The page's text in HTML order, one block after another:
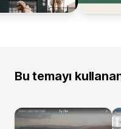
Bu temayı